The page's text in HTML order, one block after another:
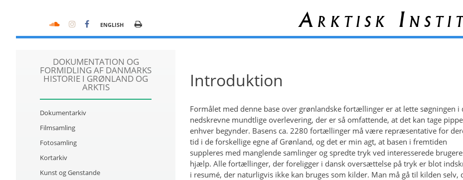
ENGLISH
DOKUMENTATION OG
FORMIDLING AF DANMARKS
HISTORIE I GRØNLAND OG
ARKTIS
Dokumentarkiv
Filmsamling
Fotosamling
Kortarkiv
Kunst og Genstande
Arktisk
Introduktion
Formålet med denne base over grønlandske fortællinger er at lette søgningen i
nedskrevne mundtlige overlevering, der er så omfattende, at det kan tage
enhver begynder. Basens ca. 2280 fortællinger må være repræsentative for
tid i de forskellige egne af Grønland, og det er min agt, at basen i fremtiden
suppleres med manglende samlinger og spredte tryk ved interesserede
hjælp. Alle fortællinger, der foreligger i dansk oversættelse på tryk er blot
i resumé, der naturligvis ikke kan bruges som kilder. Man må gå til kilden selv,